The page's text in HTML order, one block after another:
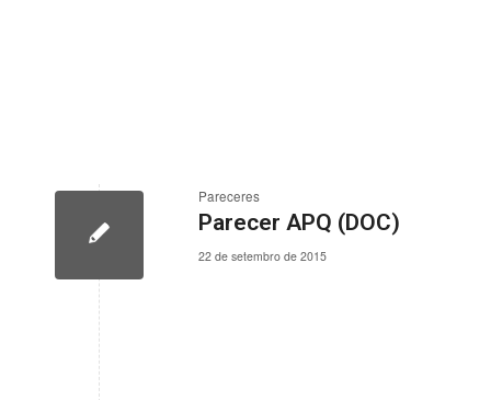
Pareceres
Parecer APQ (DOC)
22 de setembro de 2015